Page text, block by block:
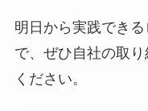
明日から実践でき
で、ぜひ自社の取
ください。